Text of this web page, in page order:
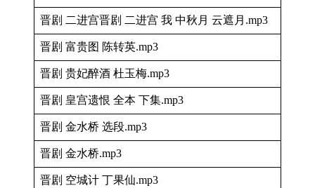
晋剧 二进宫晋剧 二进宫 我 中秋月 云遮月.mp3
晋剧 富贵图 陈转英.mp3
晋剧 贵妃醉酒 杜玉梅.mp3
晋剧 皇宫遗恨 全本 下集.mp3
晋剧 金水桥 选段.mp3
晋剧 金水桥.mp3
晋剧 空城计 丁果仙.mp3